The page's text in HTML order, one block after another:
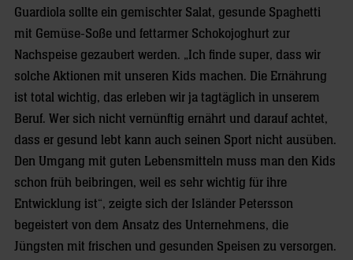
Guardiola sollte ein gemischter Salat, gesunde Spaghetti
mit Gemüse-Soße und fettarmer Schokojoghurt zur
Nachspeise gezaubert werden. „Ich finde super, dass wir
solche Aktionen mit unseren Kids machen. Die Ernährung
ist total wichtig, das erleben wir ja tagtäglich in unserem
Beruf. Wer sich nicht vernünftig ernährt und darauf achtet,
dass er gesund lebt kann auch seinen Sport nicht ausüben.
Den Umgang mit guten Lebensmitteln muss man den Kids
schon früh beibringen, weil es sehr wichtig für ihre
Entwicklung ist“, zeigte sich der Isländer Petersson
begeistert von dem Ansatz des Unternehmens, die
Jüngsten mit frischen und gesunden Speisen zu versorgen.